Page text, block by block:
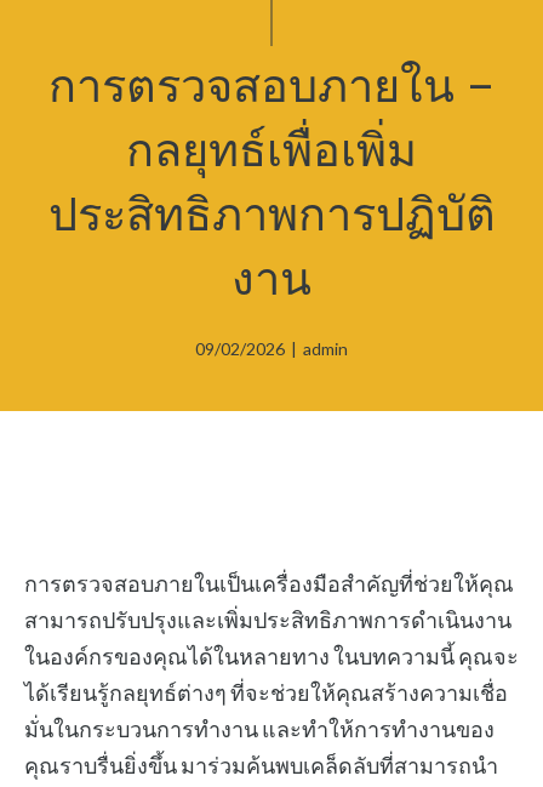
การตรวจสอบภายใน –
กลยุทธ์เพื่อเพิ่ม
ประสิทธิภาพการปฏิบัติ
งาน
09/02/2026 | admin
การตรวจสอบภายในเป็นเครื่องมือสำคัญที่ช่วยให้คุณ
สามารถปรับปรุงและเพิ่มประสิทธิภาพการดำเนินงาน
ในองค์กรของคุณได้ในหลายทาง ในบทความนี้ คุณจะ
ได้เรียนรู้กลยุทธ์ต่างๆ ที่จะช่วยให้คุณสร้างความเชื่อ
มั่นในกระบวนการทำงาน และทำให้การทำงานของ
คุณราบรื่นยิ่งขึ้น มาร่วมค้นพบเคล็ดลับที่สามารถนำ